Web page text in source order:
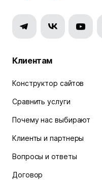
Клиентам
Конструктор сайтов
Сравнить услуги
Почему нас выбирают
Клиенты и партнеры
Вопросы и ответы
Договор